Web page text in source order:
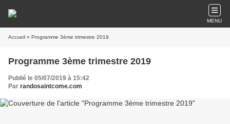
MENU
Accueil » Programme 3ème trimestre 2019
Programme 3ème trimestre 2019
Publié le 05/07/2019 à 15:42
Par randosaintcome.com